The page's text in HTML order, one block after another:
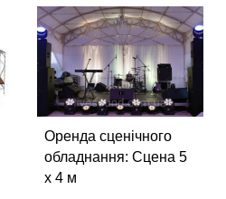
Оренда сценічного
обладнання: Сцена 5
х 4 м